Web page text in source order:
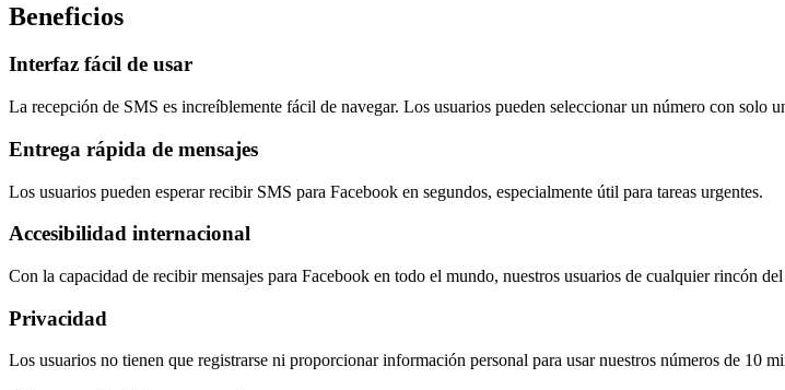
Beneficios
Interfaz fácil de usar
La recepción de SMS es increíblemente fácil de navegar. Los usuarios pueden seleccionar un número con solo
Entrega rápida de mensajes
Los usuarios pueden esperar recibir SMS para Facebook en segundos, especialmente útil para tareas urgentes.
Accesibilidad internacional
Con la capacidad de recibir mensajes para Facebook en todo el mundo, nuestros usuarios de cualquier rincón
Privacidad
Los usuarios no tienen que registrarse ni proporcionar información personal para usar nuestros números de 10